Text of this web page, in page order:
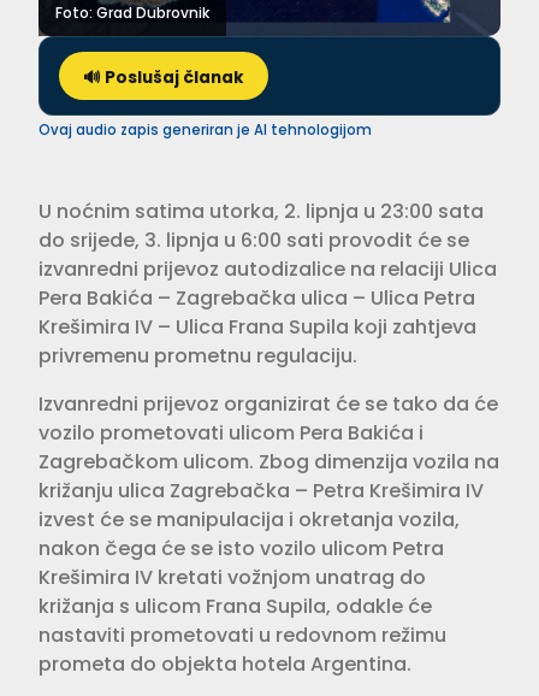
Foto: Grad Dubrovnik
🔊 Poslušaj članak
Ovaj audio zapis generiran je AI tehnologijom
U noćnim satima utorka, 2. lipnja u 23:00 sata
do srijede, 3. lipnja u 6:00 sati provodit će se
izvanredni prijevoz autodizalice na relaciji Ulica
Pera Bakića – Zagrebačka ulica – Ulica Petra
Krešimira IV – Ulica Frana Supila koji zahtjeva
privremenu prometnu regulaciju.
Izvanredni prijevoz organizirat će se tako da će
vozilo prometovati ulicom Pera Bakića i
Zagrebačkom ulicom. Zbog dimenzija vozila na
križanju ulica Zagrebačka – Petra Krešimira IV
izvest će se manipulacija i okretanja vozila,
nakon čega će se isto vozilo ulicom Petra
Krešimira IV kretati vožnjom unatrag do
križanja s ulicom Frana Supila, odakle će
nastaviti prometovati u redovnom režimu
prometa do objekta hotela Argentina.